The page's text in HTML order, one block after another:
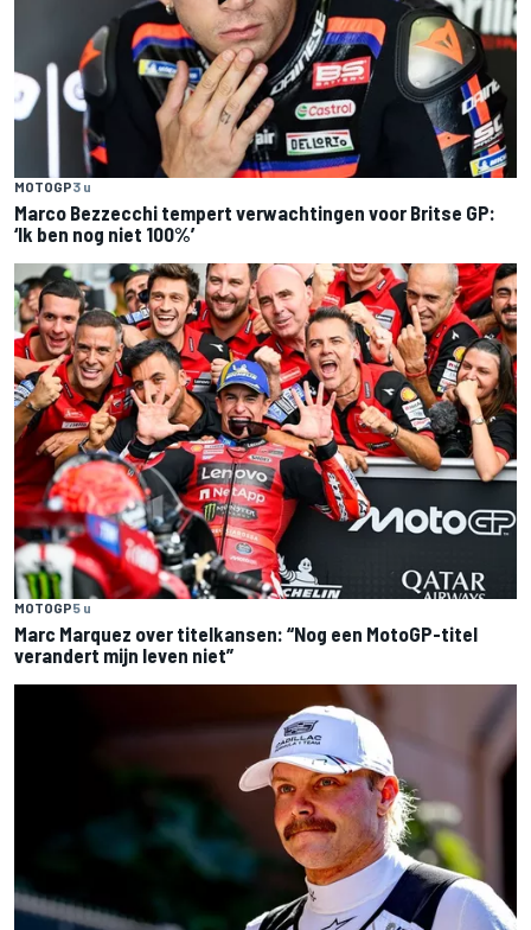
MOTOGP3 u
Marco Bezzecchi tempert verwachtingen voor Britse GP:
‘Ik ben nog niet 100%’
MOTOGP5 u
Marc Marquez over titelkansen: “Nog een MotoGP-titel
verandert mijn leven niet”